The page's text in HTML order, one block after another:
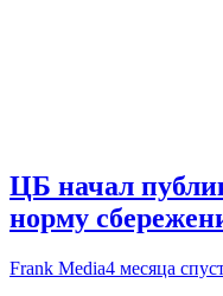
ЦБ начал
норму
Frank Media4 месяца